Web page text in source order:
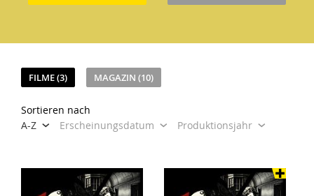
FILME (3) MAGAZIN (10)
Sortieren nach
A-Z
Erscheinungsdatum Produktionsjahr